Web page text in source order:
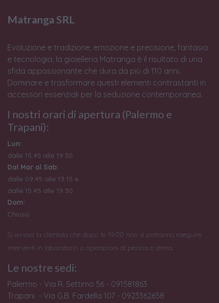
Matranga SRL
Evoluzione e tradizione, emozione e precisione, fantasia
e tecnologia, la gioielleria Matranga è il risultato di una
sfida appassionante che dura da più di 110 anni.
Dominare e trasformare questi elementi contrastanti in
accessori essenziali per la seduzione contemporanea.
I nostri orari di apertura (Palermo e
Trapani):
Lun:
dalle 15:45 alle 19:30
Dal Mar al Sab:
dalle 09:45 alle 13:15 e
dalle 15:45 alle 19:30
Dom:
Chiuso
Si avvisa la clientela che dopo le 19:00 non si potranno eseguire
interventi in laboratorio o operazioni di perizia e stima.
Le nostre sedi:
Palermo - Via R. Settimo 56 - 091581863
Trapani - Via G.B. Fardella 107 - 0923362658